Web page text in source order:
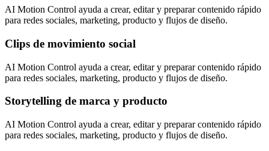
AI Motion Control ayuda a crear, editar y preparar contenido rápido
para redes sociales, marketing, producto y flujos de diseño.
Clips de movimiento social
AI Motion Control ayuda a crear, editar y preparar contenido rápido
para redes sociales, marketing, producto y flujos de diseño.
Storytelling de marca y producto
AI Motion Control ayuda a crear, editar y preparar contenido rápido
para redes sociales, marketing, producto y flujos de diseño.